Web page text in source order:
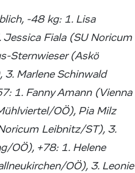
-48 kg: 1. Lisa
Fiala (SU Noricum
Sternwieser (Askö
Marlene Schinwald
1. Fanny Amann (Vienna
OÖ), Pia Milz
Leibnitz/ST), 3.
OÖ), +78: 1. Helene
OÖ), 3. Leonie